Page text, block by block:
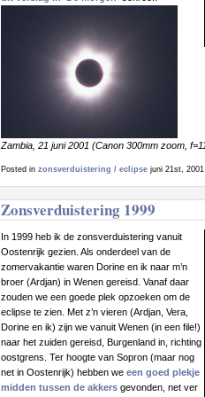
Zambia, 21 juni 2001 (Canon 300mm zoom,
Posted in zonsverduistering / eclipse juni 21st,
Zonsverduistering 1999
In 1999 heb ik de zonsverduistering vanuit
Oostenrijk gezien. Als onderdeel van de
zomervakantie waren Dorine en ik naar m’n
broer (Ardjan) in Wenen gereisd. Vanaf daar
zouden we een goede plek opzoeken om de
eclipse te zien. Met z’n vieren (Ardjan, Vera,
Dorine en ik) zijn we vanuit Wenen (in een file!)
naar het zuiden gereisd, Burgenland in, richting
oostgrens. Ter hoogte van Sopron (maar nog
net in Oostenrijk) hebben we een goed plekje
midden tussen de akkers gevonden, net ver